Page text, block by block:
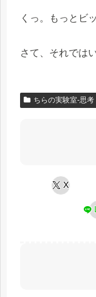
くっ。もっとビ
さて、それでは
ちらの実験室-思
X